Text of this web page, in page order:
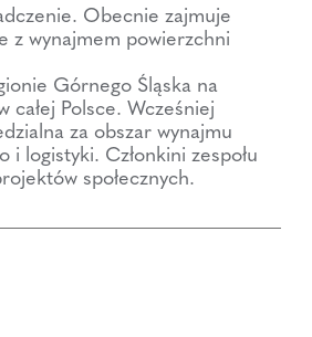
Obecnie zajmuje
z wynajmem powierzchni
Górnego Śląska na
całej Polsce. Wcześniej
za obszar wynajmu
logistyki. Członkini zespołu
społecznych.